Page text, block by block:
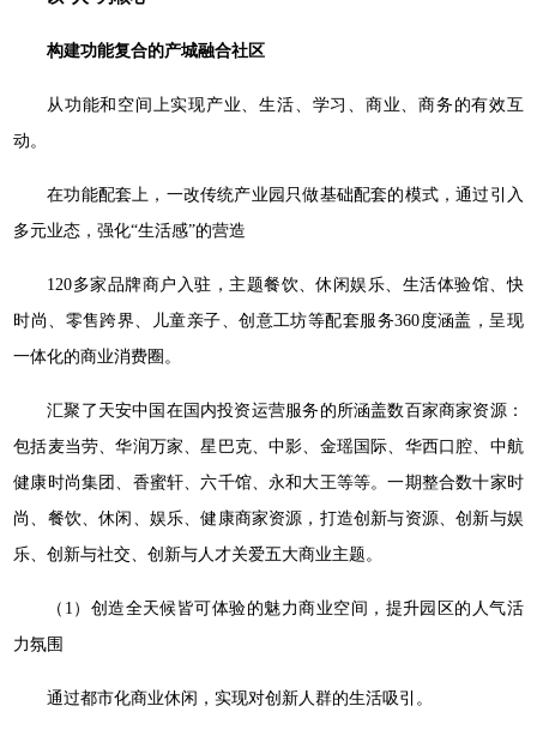
构建功能复合的产城融合社区
从功能和空间上实现产业、生活、学习、商业、商务的有效互
动。
在功能配套上，一改传统产业园只做基础配套的模式，通过引入
多元业态，强化“生活感”的营造
120多家品牌商户入驻，主题餐饮、休闲娱乐、生活体验馆、快
时尚、零售跨界、儿童亲子、创意工坊等配套服务360度涵盖，呈现
一体化的商业消费圈。
汇聚了天安中国在国内投资运营服务的所涵盖数百家商家资源：
包括麦当劳、华润万家、星巴克、中影、金瑶国际、华西口腔、中航
健康时尚集团、香蜜轩、六千馆、永和大王等等。一期整合数十家时
尚、餐饮、休闲、娱乐、健康商家资源，打造创新与资源、创新与娱
乐、创新与社交、创新与人才关爱五大商业主题。
（1）创造全天候皆可体验的魅力商业空间，提升园区的人气活
力氛围
通过都市化商业休闲，实现对创新人群的生活吸引。